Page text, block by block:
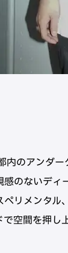
内のアンダー
感のないデ
ペリメンタル
空間を押し